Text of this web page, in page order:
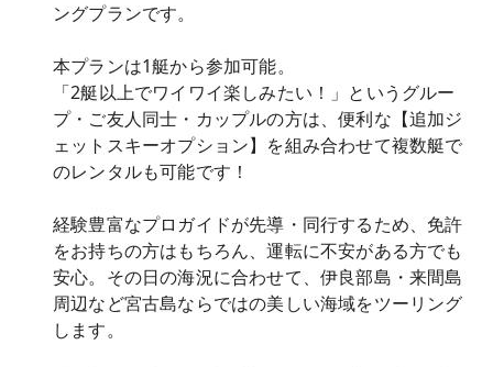
ングプランです。
本プランは1艇から参加可能。
「2艇以上でワイワイ楽しみたい！」というグルー
プ・ご友人同士・カップルの方は、便利な【追加ジ
ェットスキーオプション】を組み合わせて複数艇で
のレンタルも可能です！
経験豊富なプロガイドが先導・同行するため、免許
をお持ちの方はもちろん、運転に不安がある方でも
安心。その日の海況に合わせて、伊良部島・来間島
周辺など宮古島ならではの美しい海域をツーリング
します。